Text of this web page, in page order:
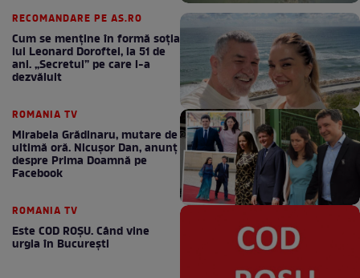
RECOMANDARE PE AS.RO
Cum se menţine în formă soţia
lui Leonard Doroftei, la 51 de
ani. „Secretul” pe care l-a
dezvăluit
ROMANIA TV
Mirabela Grădinaru, mutare de
ultimă oră. Nicuşor Dan, anunţ
despre Prima Doamnă pe
Facebook
ROMANIA TV
Este COD ROŞU. Când vine
urgia în Bucureşti